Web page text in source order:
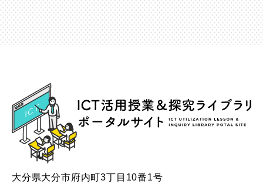
ICT
大分県大分市府内町3丁目10番1号